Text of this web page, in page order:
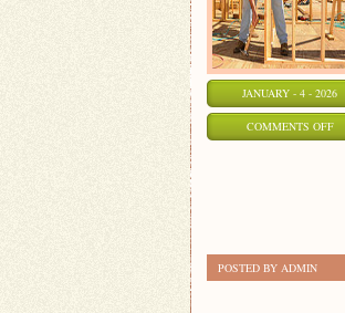
JANUARY - 4 - 2026
COMMENTS OFFON
POSTED BY ADMIN